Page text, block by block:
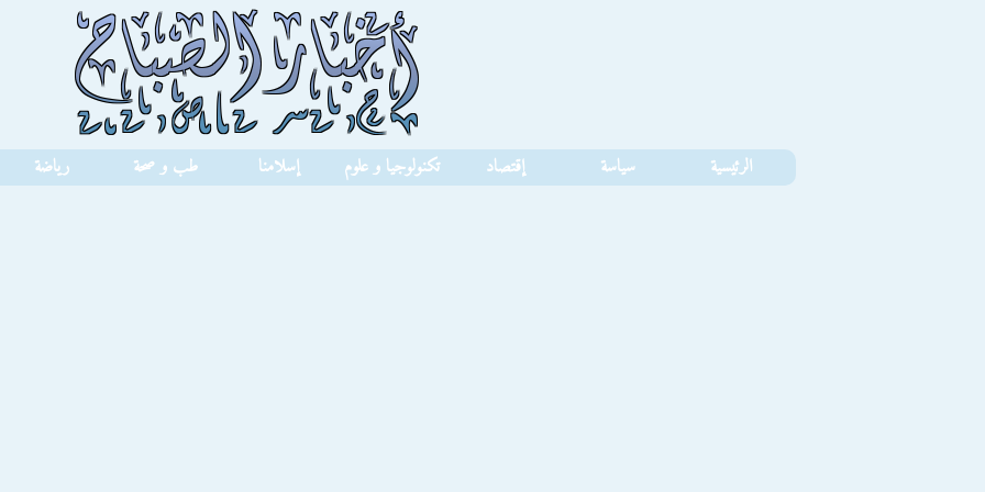
الرئيسية سياسة إقتصاد تكنولوجيا و علوم إسلامنا طب و صحة رياضة